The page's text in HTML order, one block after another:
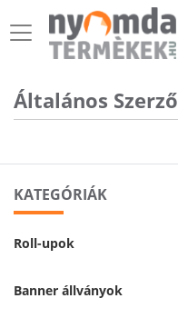
Általános
KATEGÓRIÁK
Roll-upok
Banner állványok